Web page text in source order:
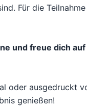
Für die
und freue dich
oder ausgedruckt
genießen!